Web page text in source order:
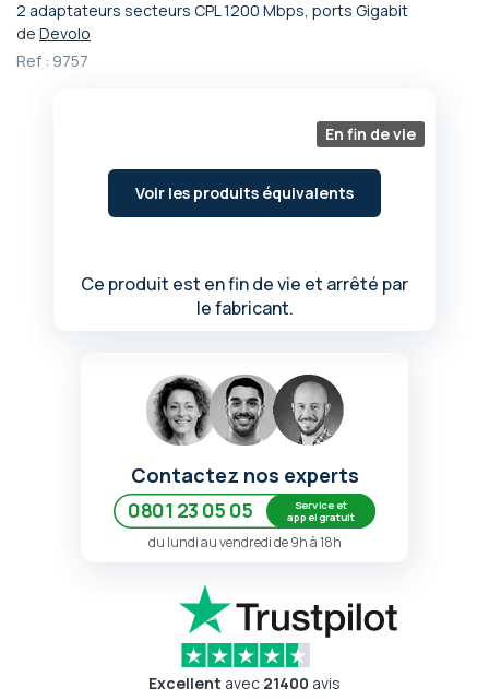
2 adaptateurs secteurs CPL 1200 Mbps, ports Gigabit
de Devolo
Ref : 9757
En fin de vie
Voir les produits équivalents
Ce produit est en fin de vie et arrêté par
le fabricant.
Passer
au
début
Contactez nos experts
0801 23 05 05
Service et
appel gratuit
du lundi au vendredi de 9h à 18h
Excellent avec 21400 avis